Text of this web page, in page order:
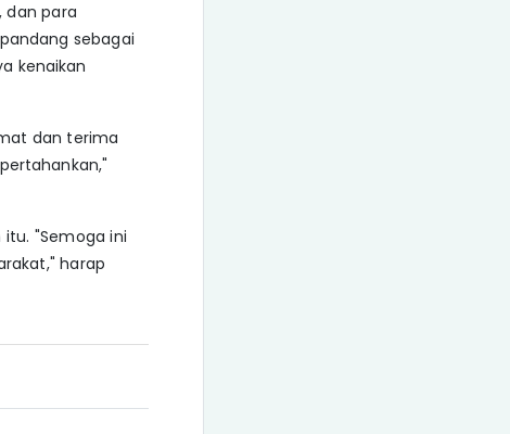
dan para
sebagai
kenaikan
dan terima
"Semoga ini
harap